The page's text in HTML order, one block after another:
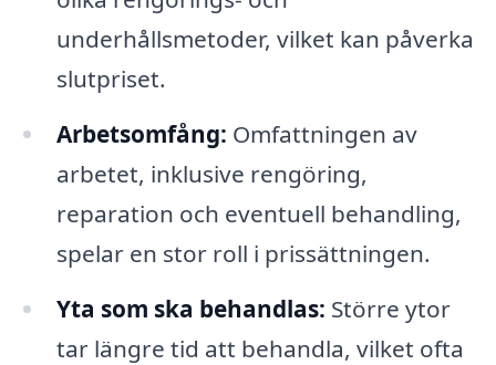
underhållsmetoder, vilket kan påverka
slutpriset.
Arbetsomfång: Omfattningen av
arbetet, inklusive rengöring,
reparation och eventuell behandling,
spelar en stor roll i prissättningen.
Yta som ska behandlas: Större ytor
tar längre tid att behandla, vilket ofta